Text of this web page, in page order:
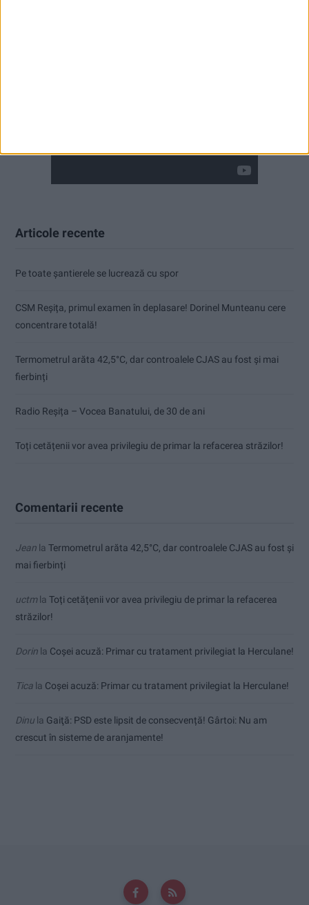
Articole recente
Pe toate șantierele se lucrează cu spor
CSM Reșița, primul examen în deplasare! Dorinel Munteanu cere
concentrare totală!
Termometrul arăta 42,5°C, dar controalele CJAS au fost și mai
fierbinți
Radio Reșița – Vocea Banatului, de 30 de ani
Toți cetățenii vor avea privilegiu de primar la refacerea străzilor!
Comentarii recente
Jean la Termometrul arăta 42,5°C, dar controalele CJAS au fost și
mai fierbinți
uctmla Toți cetățenii vor avea privilegiu de primar la refacerea
străzilor!
Dorin la Coșei acuză: Primar cu tratament privilegiat la Herculane!
Tica la Coșei acuză: Primar cu tratament privilegiat la Herculane!
Dinu la Gaiţă: PSD este lipsit de consecvență! Gârtoi: Nu am
crescut în sisteme de aranjamente!